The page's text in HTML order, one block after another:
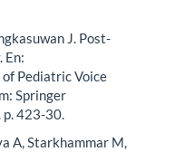
J. Post-
En:
Pediatric Voice
Springer
423-30.
A, Starkhammar M,